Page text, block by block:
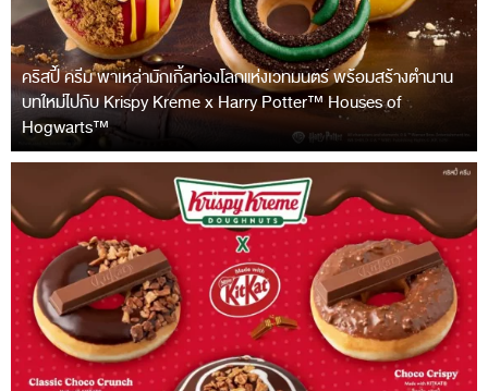
คริสปี้ ครีม พาเหล่ามักเกิ้ลท่องโลกแห่งเวทมนตร์ พร้อมสร้างตำนาน
บทใหม่ไปกับ Krispy Kreme x Harry Potter™ Houses of
Hogwarts™